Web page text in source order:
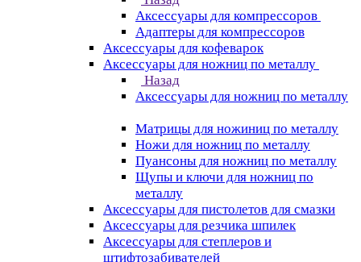
Аксессуары для компрессоров
Адаптеры для компрессоров
Аксессуары для кофеварок
Аксессуары для ножниц по металлу
Назад
Аксессуары для ножниц по металлу
Матрицы для ножиниц по металлу
Ножи для ножниц по металлу
Пуансоны для ножниц по металлу
Щупы и ключи для ножниц по
металлу
Аксессуары для пистолетов для смазки
Аксессуары для резчика шпилек
Аксессуары для степлеров и
штифтозабивателей